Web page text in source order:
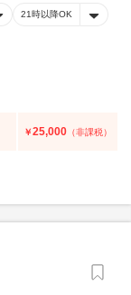
21時以降OK
￥25,000 （非課税）